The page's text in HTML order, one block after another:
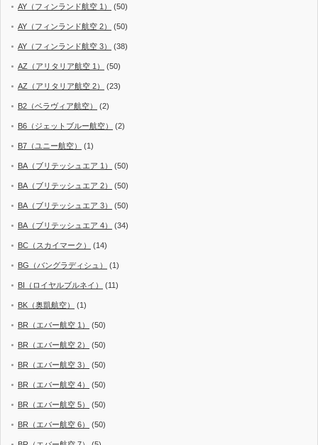
AY（フィンランド航空 1） (50)
AY（フィンランド航空 2） (50)
AY（フィンランド航空 3） (38)
AZ（アリタリア航空 1） (50)
AZ（アリタリア航空 2） (23)
B2（ベラヴィア航空） (2)
B6（ジェットブルー航空） (2)
B7（ユニー航空） (1)
BA（ブリテッシュエア 1） (50)
BA（ブリテッシュエア 2） (50)
BA（ブリテッシュエア 3） (50)
BA（ブリテッシュエア 4） (34)
BC（スカイマーク） (14)
BG（バングラディシュ） (1)
BI（ロイヤルブルネイ） (11)
BK（奥凱航空） (1)
BR（エバー航空 1） (50)
BR（エバー航空 2） (50)
BR（エバー航空 3） (50)
BR（エバー航空 4） (50)
BR（エバー航空 5） (50)
BR（エバー航空 6） (50)